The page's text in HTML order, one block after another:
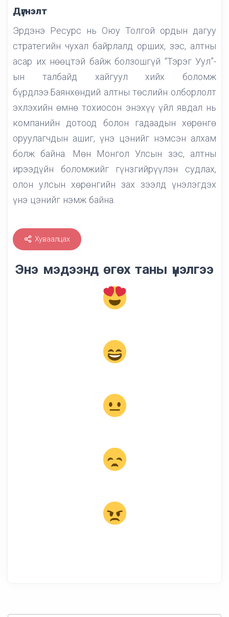
Дүгнэлт
Эрдэнэ Ресурс нь Оюу Толгой ордын дагуу
стратегийн чухал байрлалд орших, зэс, алтны
асар их нөөцтэй байж болзошгүй “Тэрэг Уул”-
ын талбайд хайгуул хийх боломж
бүрдлээ.Баянхөндий алтны төслийн олборлолт
эхлэхийн өмнө тохиосон энэхүү үйл явдал нь
компанийн дотоод болон гадаадын хөрөнгө
оруулагчдын ашиг, үнэ цэнийг нэмсэн алхам
болж байна. Мөн Монгол Улсын зэс, алтны
ирээдүйн боломжийг гүнзгийрүүлэн судлах,
олон улсын хөрөнгийн зах зээлд үнэлэгдэх
үнэ цэнийг нэмж байна.
Хуваалцах
Энэ мэдээнд өгөх таны үнэлгээ